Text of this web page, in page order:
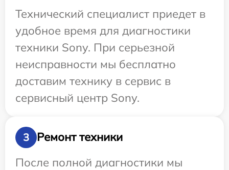
Технический специалист приедет в
удобное время для диагностики
техники Sony. При серьезной
неисправности мы бесплатно
доставим технику в сервис в
сервисный центр Sony.
3
Ремонт техники
После полной диагностики мы